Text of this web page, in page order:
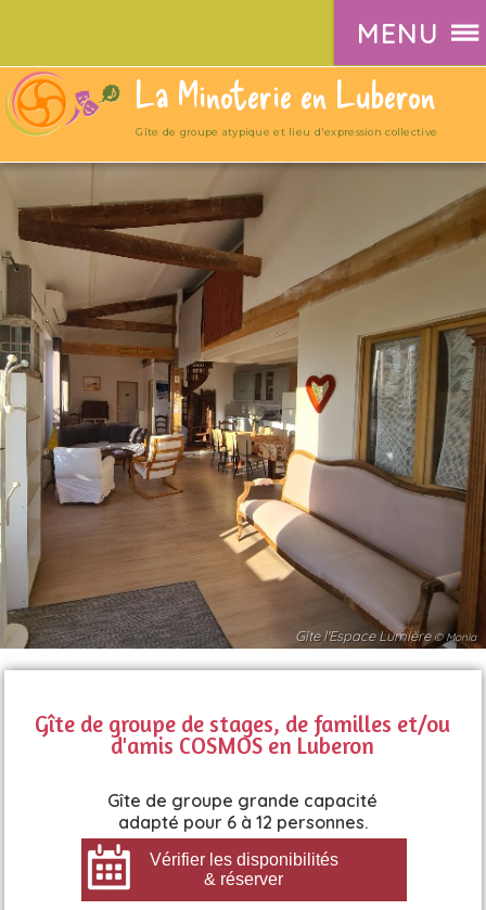
MENU
La Minoterie en Luberon
Gîte de groupe atypique et lieu d'expression collective
Gîte l'Espace Lumière© Monia
Gîte de groupe de stages, de familles et/ou
d'amis COSMOS en Luberon
Gîte de groupe grande capacité
adapté pour 6 à 12 personnes.
Vérifier les disponibilités
& réserver